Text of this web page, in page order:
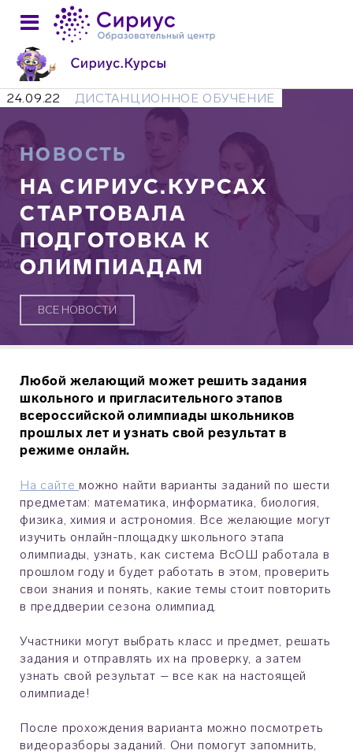
24.09.22 ДИСТАНЦИОННОЕ ОБУЧЕНИЕ
НОВОСТЬ
НА СИРИУС.КУРСАХ
СТАРТОВАЛА
ПОДГОТОВКА К
ОЛИМПИАДАМ
ВСЕ НОВОСТИ
Любой желающий может решить задания
школьного и пригласительного этапов
всероссийской олимпиады школьников
прошлых лет и узнать свой результат в
режиме онлайн.
На сайтеможно найти варианты заданий по шести
предметам: математика, информатика, биология,
физика, химия и астрономия. Все желающие могут
изучить онлайн-площадку школьного этапа
олимпиады, узнать, как система ВсОШ работала в
прошлом году и будет работать в этом, проверить
свои знания и понять, какие темы стоит повторить
в преддверии сезона олимпиад.
Участники могут выбрать класс и предмет, решать
задания и отправлять их на проверку, а затем
узнать свой результат – все как на настоящей
олимпиаде!
После прохождения варианта можно посмотреть
видеоразборы заданий. Они помогут запомнить,